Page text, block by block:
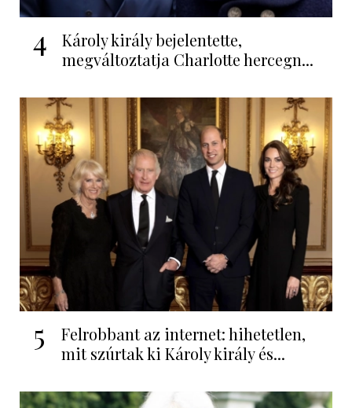
4
Károly király bejelentette,
megváltoztatja Charlotte hercegn...
5
Felrobbant az internet: hihetetlen,
mit szúrtak ki Károly király és...